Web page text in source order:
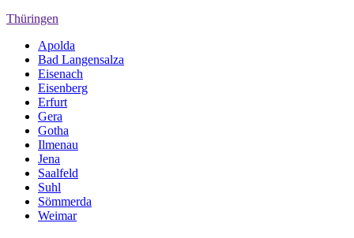
Thüringen
Apolda
Bad Langensalza
Eisenach
Eisenberg
Erfurt
Gera
Gotha
Ilmenau
Jena
Saalfeld
Suhl
Sömmerda
Weimar